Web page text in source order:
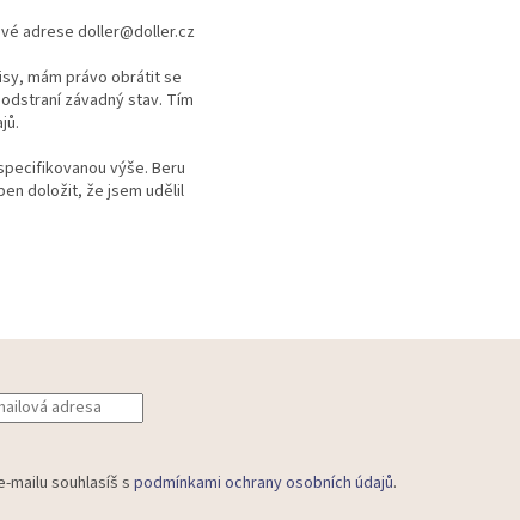
adrese doller@doller.cz
mám právo obrátit se
závadný stav. Tím
výše. Beru
doložit, že jsem udělil
mailu souhlasíš spodmínkami ochrany osobních údajů.